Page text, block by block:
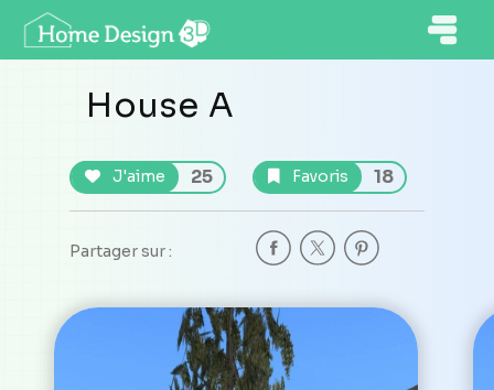
House A
J'aime 25 Favoris 18
Partager sur :